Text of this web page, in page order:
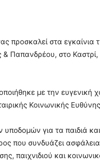
προσκαλεί στα εγκαίνια
Παπανδρέου, στο Καστρί,
με την ευγενική
Κοινωνικής
για τα παιδιά και
που συνδυάζει
παιχνιδιού και